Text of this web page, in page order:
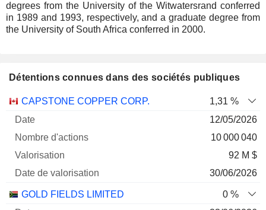
degrees from the University of the Witwatersrand conferred
in 1989 and 1993, respectively, and a graduate degree from
the University of South Africa conferred in 2000.
Détentions connues dans des sociétés publiques
Nombre
Date de
CAPSTONE COPPER CORP.
1,31 %
12/05/2026
10 000 040
92 M $
30/06/2026
GOLD FIELDS LIMITED
0 %